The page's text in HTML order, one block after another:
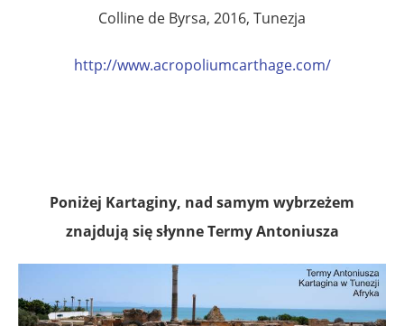
Colline de Byrsa, 2016, Tunezja
http://www.acropoliumcarthage.com/
Poniżej Kartaginy, nad samym wybrzeżem
znajdują się słynne Termy Antoniusza